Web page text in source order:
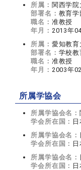
所属： 関西学院
部署名： 教育学
職名： 准教授
年月： 2013年
所属： 愛知教育
部署名： 学校
職名： 准教授
年月： 2003年
所属学協会
所属学協会名：
学会所在国：
所属学協会名：
学会所在国：
所属学協会名：
学会所在国：